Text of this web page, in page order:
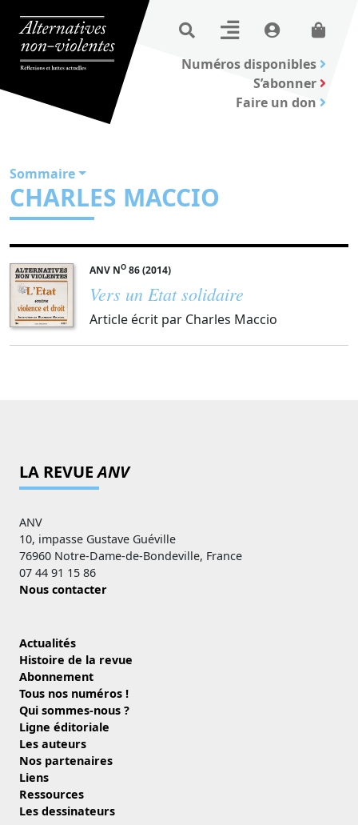
Numéros disponibles
S’abonner
Faire un don
Sommaire
CHARLES MACCIO
ANV NO 86 (2014)
Vers un Etat solidaire
Article écrit par Charles Maccio
LA REVUEANV
ANV
10, impasse Gustave Guéville
76960 Notre-Dame-de-Bondeville, France
07 44 91 15 86
Nous contacter
Actualités
Histoire de la revue
Abonnement
Tous nos numéros !
Qui sommes-nous ?
Ligne éditoriale
Les auteurs
Nos partenaires
Liens
Ressources
Les dessinateurs